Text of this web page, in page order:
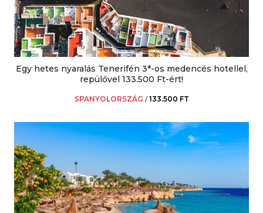
Egy hetes nyaralás Tenerifén 3*-os medencés hotellel,
repülővel 133.500 Ft-ért!
SPANYOLORSZÁG /133.500 FT